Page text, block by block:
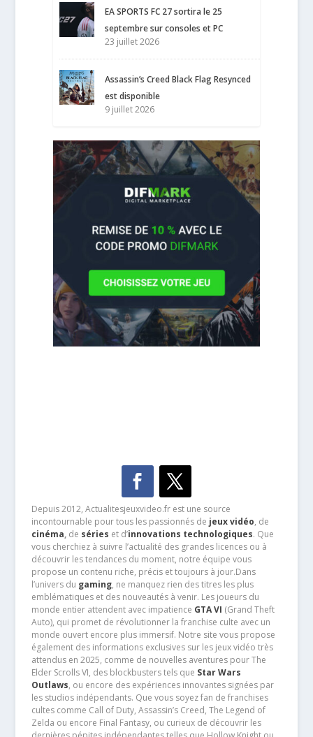
EA SPORTS FC 27 sortira le 25
septembre sur consoles et PC
23 juillet 2026
Assassin’s Creed Black Flag Resynced
est disponible
9 juillet 2026
Depuis 2012, Actualitesjeuxvideo.fr est une source
incontournable pour tous les passionnés de jeux vidéo, de
cinéma,de séries et d’innovations technologiques. Que
vous cherchiez à suivre l’actualité des grandes licences ou à
découvrir les tendances du moment, notre équipe vous
propose un contenu riche, précis et toujours à jour.Dans
l’univers du gaming, ne manquez rien des titres les plus
emblématiques et des nouveautés à venir. Les joueurs du
monde entier attendent avec impatience GTA VI (Grand Theft
Auto), qui promet de révolutionner la franchise culte avec un
monde ouvert encore plus immersif. Notre site vous propose
également des informations exclusives sur les jeux vidéo très
attendus en 2025, comme de nouvelles aventures pour The
Elder Scrolls VI, des blockbusters tels que Star Wars
Outlaws, ou encore des expériences innovantes signées par
les studios indépendants. Que vous soyez fan de franchises
cultes comme Call of Duty, Assassin’s Creed, The Legend of
Zelda ou encore Final Fantasy, ou curieux de découvrir les